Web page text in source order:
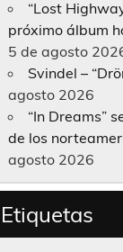
“Lost
próximo álbum
5 de agosto
Svindel –
agosto 2026
“In Dreams”
de los
agosto 2026
Etiquetas